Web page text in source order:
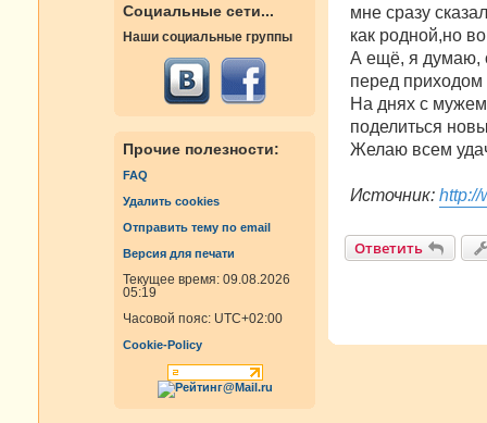
Социальные сети...
Наши социальные группы
Прочие полезности:
FAQ
Удалить cookies
Отправить тему по email
Версия для печати
Текущее время: 09.08.2026
05:19
Часовой пояс: UTC+02:00
Cookie-Policy
мне сразу
как родной,но
А ещё, я думаю,
перед
На днях с
поделиться
Желаю всем
Источник: http://
Ответить